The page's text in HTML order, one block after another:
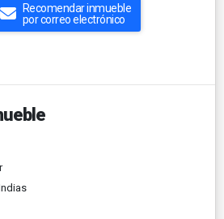
Recomendar inmueble
por correo electrónico